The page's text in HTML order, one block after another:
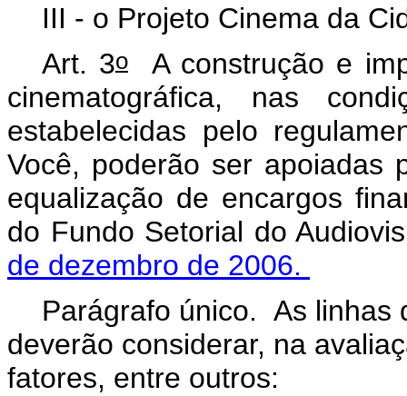
III - o Projeto Cinema da
Art. 3oA construção e
cinematográfica, nas
estabelecidas pelo
Você, poderão ser apoiadas
equalização de encargos
do Fundo Setorial do
de dezembro de 2006.
Parágrafo único. As linhas
deverão considerar, na
fatores, entre outros: